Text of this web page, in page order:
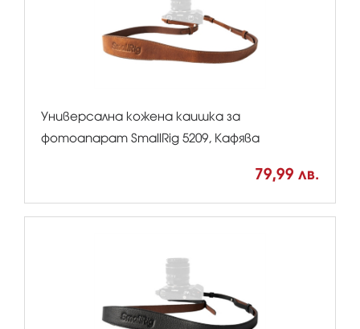
Универсална кожена каишка за
фотоапарат SmallRig 5209, Кафява
79,99 лв.